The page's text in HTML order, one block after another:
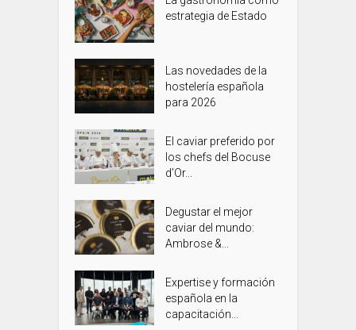
estrategia de Estado
Las novedades de la
hostelería española
para 2026
El caviar preferido por
los chefs del Bocuse
d’Or...
Degustar el mejor
caviar del mundo:
Ambrose &...
Expertise y formación
española en la
capacitación...